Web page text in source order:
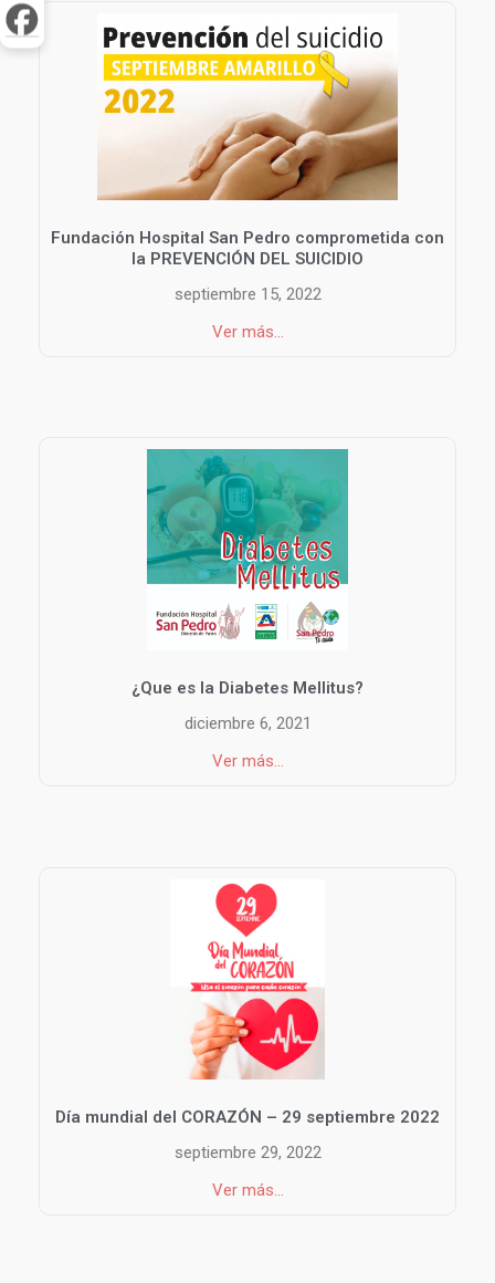
Fundación Hospital San Pedro comprometida con
la PREVENCIÓN DEL SUICIDIO
septiembre 15, 2022
Ver más...
¿Que es la Diabetes Mellitus?
diciembre 6, 2021
Ver más...
Día mundial del CORAZÓN – 29 septiembre 2022
septiembre 29, 2022
Ver más...